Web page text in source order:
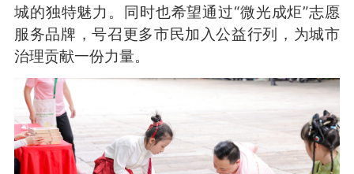
城的独特魅力。同时也希望通过“微光成炬”志愿
服务品牌，号召更多市民加入公益行列，为城市
治理贡献一份力量。